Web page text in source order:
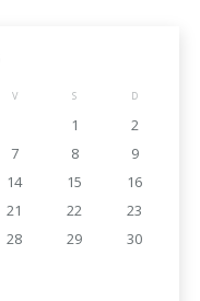
V S D
1
2
7 8
9
14 15
16
21 22
23
28 29
30